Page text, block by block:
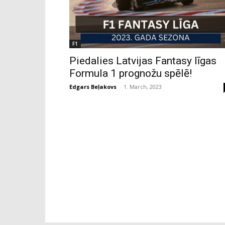
F1
Piedalies Latvijas Fantasy līgas
Formula 1 prognožu spēlē!
Edgars Beļakovs - 1. March, 2023